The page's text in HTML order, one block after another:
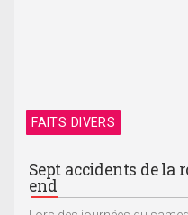
FAITS DIVERS
Sept accidents de la
end